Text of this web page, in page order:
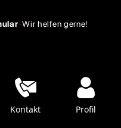
-Wir helfen gerne!
Kontakt Profil